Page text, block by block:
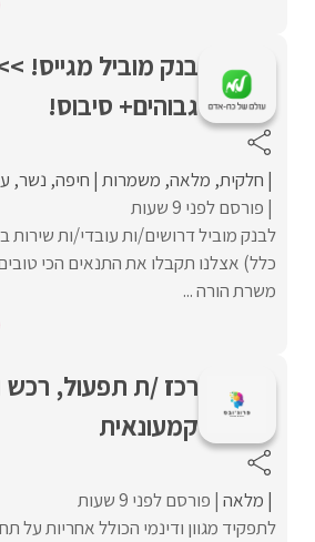
בנק מוביל מגייס!
גבוהים+ סיבוס!
חלקית מלאה משמרות חיפה נשר
פורסם לפני 9 שעות
לבנק מוביל דרושים/ות עובדי/ות
כלל) אצלנו תקבלו את התנאים הכי
משרת הורה ...
רכז /ת תפעול, רכש
קמעונאית
מלאה פורסם לפני 9 שעות
לתפקיד מגוון ודינמי הכולל אחריות על